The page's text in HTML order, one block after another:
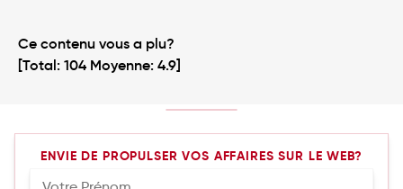
Ce contenu vous a plu?
[Total: 104 Moyenne: 4.9]
ENVIE DE PROPULSER VOS AFFAIRES SUR LE WEB?